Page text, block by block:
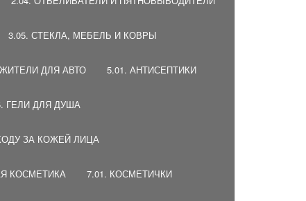
3.05. СТЕКЛА, МЕБЕЛЬ И КОВРЫ
ДЛЯ АВТО 5.01. АНТИСЕПТИКИ
ГЕЛИ ДЛЯ ДУША
ЗА КОЖЕЙ ЛИЦА
КОСМЕТИКА 7.01. КОСМЕТИЧКИ